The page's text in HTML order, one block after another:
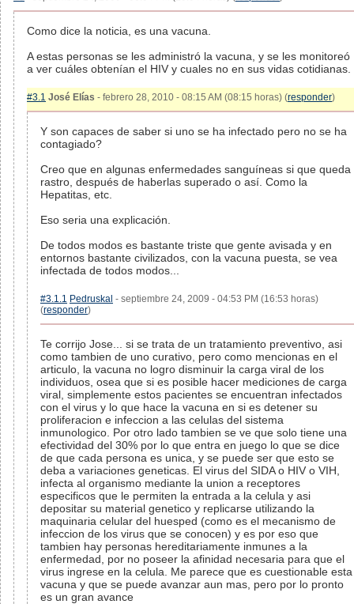
Como dice la noticia, es una vacuna.
A estas personas se les administró la vacuna, y se les monitoreó
a ver cuáles obtenían el HIV y cuales no en sus vidas cotidianas.
#3.1 José Elías - febrero 28, 2010 - 08:15 AM (08:15 horas) (responder)
Y son capaces de saber si uno se ha infectado pero no se ha
contagiado?
Creo que en algunas enfermedades sanguíneas si que queda
rastro, después de haberlas superado o así. Como la
Hepatitas, etc.
Eso seria una explicación.
De todos modos es bastante triste que gente avisada y en
entornos bastante civilizados, con la vacuna puesta, se vea
infectada de todos modos...
#3.1.1 Pedruskal - septiembre 24, 2009 - 04:53 PM (16:53 horas)
(responder)
Te corrijo Jose... si se trata de un tratamiento preventivo, asi
como tambien de uno curativo, pero como mencionas en el
articulo, la vacuna no logro disminuir la carga viral de los
individuos, osea que si es posible hacer mediciones de carga
viral, simplemente estos pacientes se encuentran infectados
con el virus y lo que hace la vacuna en si es detener su
proliferacion e infeccion a las celulas del sistema
inmunologico. Por otro lado tambien se ve que solo tiene una
efectividad del 30% por lo que entra en juego lo que se dice
de que cada persona es unica, y se puede ser que esto se
deba a variaciones geneticas. El virus del SIDA o HIV o VIH,
infecta al organismo mediante la union a receptores
especificos que le permiten la entrada a la celula y asi
depositar su material genetico y replicarse utilizando la
maquinaria celular del huesped (como es el mecanismo de
infeccion de los virus que se conocen) y es por eso que
tambien hay personas hereditariamente inmunes a la
enfermedad, por no poseer la afinidad necesaria para que el
virus ingrese en la celula. Me parece que es cuestionable esta
vacuna y que se puede avanzar aun mas, pero por lo pronto
es un gran avance